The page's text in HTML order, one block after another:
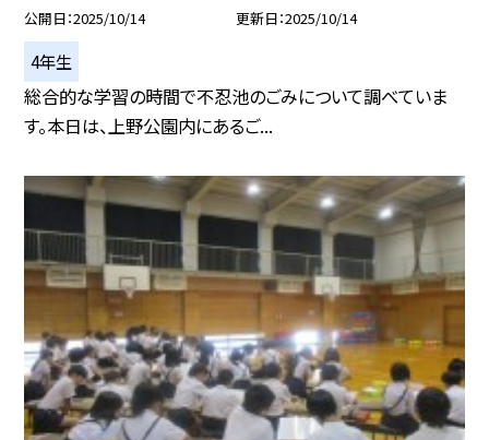
公開日 2025/10/14 更新日 2025/10/14
4年生
総合的な学習の時間で不忍池のごみについて調べていま
す。本日は、上野公園内にあるご...